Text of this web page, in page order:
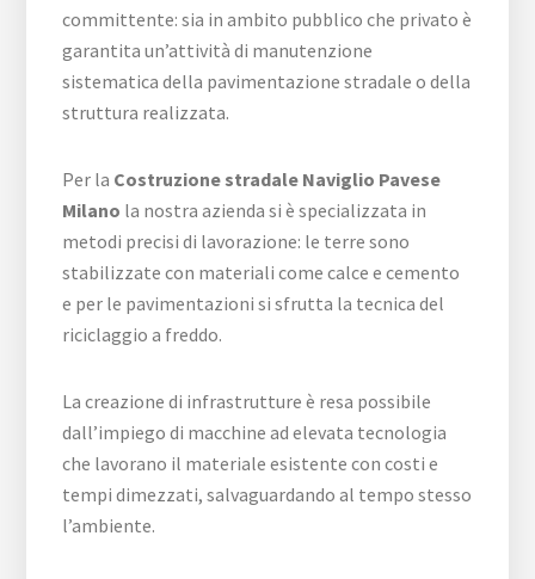
committente: sia in ambito pubblico che privato è
garantita un’attività di manutenzione
sistematica della pavimentazione stradale o della
struttura realizzata.
Per la Costruzione stradale Naviglio Pavese
Milano la nostra azienda si è specializzata in
metodi precisi di lavorazione: le terre sono
stabilizzate con materiali come calce e cemento
e per le pavimentazioni si sfrutta la tecnica del
riciclaggio a freddo.
La creazione di infrastrutture è resa possibile
dall’impiego di macchine ad elevata tecnologia
che lavorano il materiale esistente con costi e
tempi dimezzati, salvaguardando al tempo stesso
l’ambiente.